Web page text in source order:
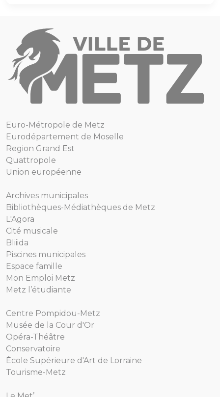
Euro-Métropole de Metz
Eurodépartement de Moselle
Region Grand Est
Quattropole
Union européenne
Archives municipales
Bibliothèques-Médiathèques de Metz
L'Agora
Cité musicale
Bliiida
Piscines municipales
Espace famille
Mon Emploi Metz
Metz l’étudiante
Centre Pompidou-Metz
Musée de la Cour d'Or
Opéra-Théâtre
Conservatoire
École Supérieure d'Art de Lorraine
Tourisme-Metz